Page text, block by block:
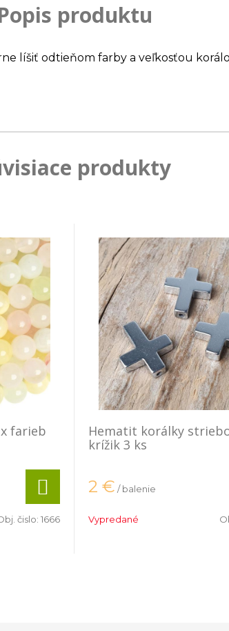
produktu
líšiť odtieňom farby a veľkosťou
produkty
farieb
čislo: 1666
Hematit korálky
krížik 3 ks
2 € / balenie
Vypredané